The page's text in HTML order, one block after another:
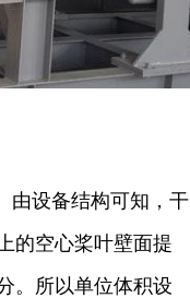
由设备结构可知，干
的空心桨叶壁面提
。所以单位体积设